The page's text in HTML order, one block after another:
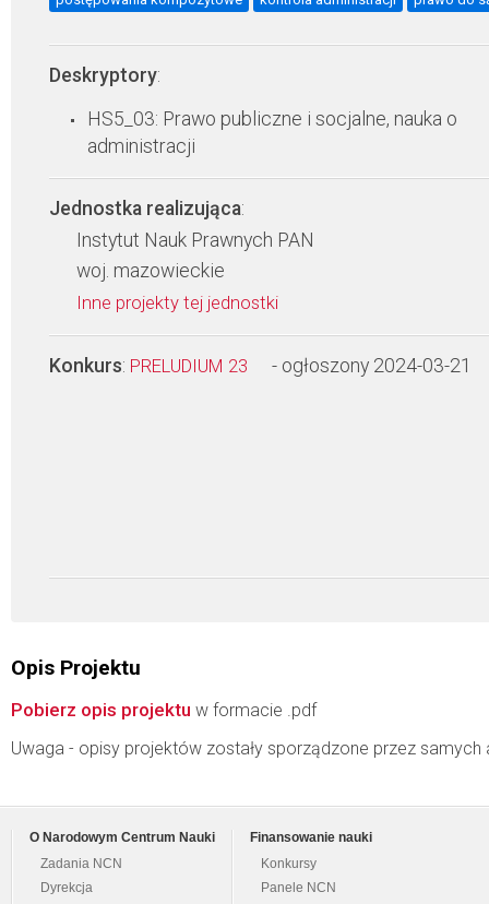
Deskryptory:
HS5_03: Prawo publiczne i socjalne, nauka o
administracji
Jednostka realizująca:
Instytut Nauk Prawnych PAN
woj. mazowieckie
Inne projekty tej jednostki
Konkurs: PRELUDIUM 23 - ogłoszony 2024-03-21
Opis Projektu
Pobierz opis projektu w formacie .pdf
Uwaga - opisy projektów zostały sporządzone przez
O Narodowym Centrum Nauki
Zadania NCN
Dyrekcja
Finansowanie nauki
Konkursy
Panele NCN